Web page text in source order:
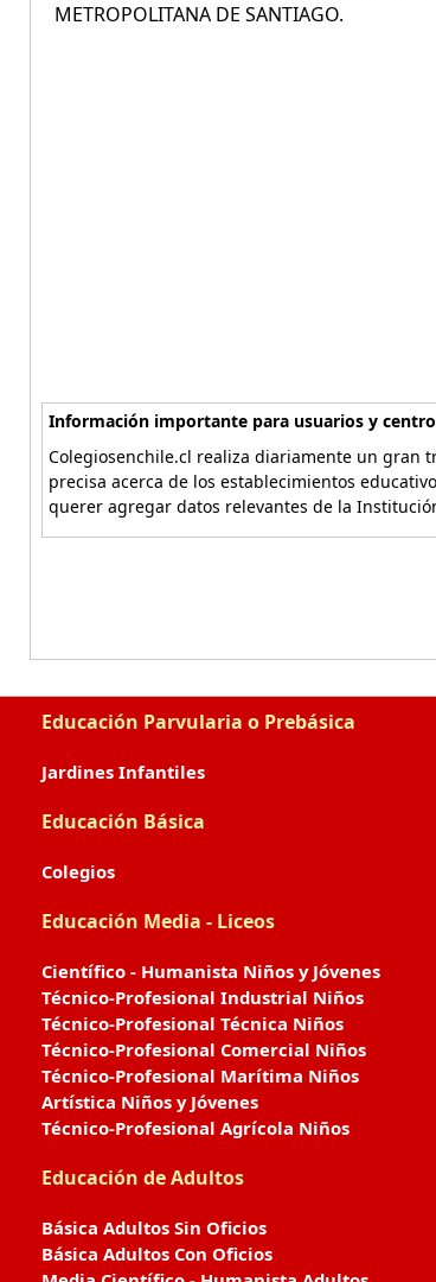
METROPOLITANA DE SANTIAGO.
Información importante para usuarios y
Colegiosenchile.cl realiza diariamente un gran
precisa acerca de los establecimientos
querer agregar datos relevantes de la
Educación Parvularia o Prebásica
Jardines Infantiles
Educación Básica
Colegios
Educación Media - Liceos
Científico - Humanista Niños y Jóvenes
Técnico-Profesional Industrial Niños
Técnico-Profesional Técnica Niños
Técnico-Profesional Comercial Niños
Técnico-Profesional Marítima Niños
Artística Niños y Jóvenes
Técnico-Profesional Agrícola Niños
Educación de Adultos
Básica Adultos Sin Oficios
Básica Adultos Con Oficios